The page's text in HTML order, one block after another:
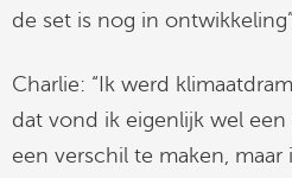
de set is nog in
Charlie: “Ik werd
dat vond ik eigenlijk wel
een verschil te maken,